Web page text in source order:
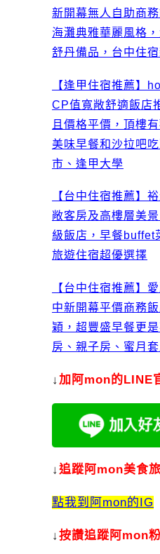
新開幕無人自助商
海灘典雅華麗風格
舒丹備品，台中住
【逢甲住宿推薦】
CP值寬敞舒適飯店
且價格平價，頂樓
美味早餐和沙拉吧
市、逢甲大學
【台中住宿推薦】
敞客房及高樓層美
級飯店，早餐buffet
旅遊住宿超優選擇
【台中住宿推薦】
中新開幕平價商務
穎，超豐盛早餐更
房、親子房、蜜月
↓加 阿mon的LINE
↓追蹤阿mon美食
點我到阿mon的IG
↓按讚追蹤阿mon